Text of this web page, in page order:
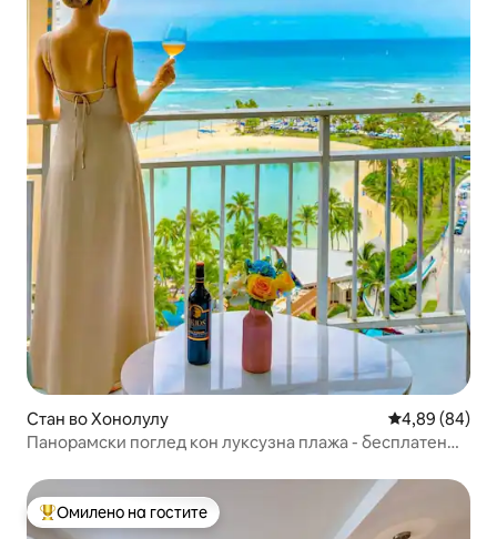
Стан во Хонолулу Просечна
4,89 (84)
Панорамски поглед кон луксузна плажа - бесплатен
Меѓу најуспешните „Омилени на гостите“
Омилено на гостите